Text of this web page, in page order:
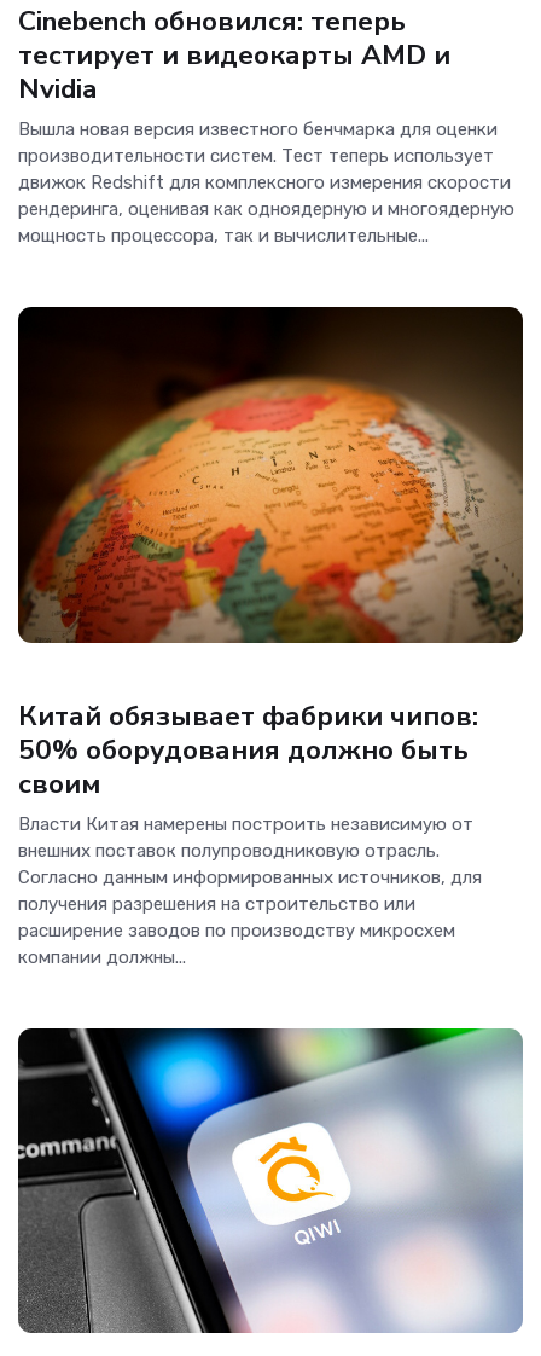
Cinebench обновился: теперь
тестирует и видеокарты AMD и
Nvidia
Вышла новая версия известного бенчмарка для оценки
производительности систем. Тест теперь использует
движок Redshift для комплексного измерения скорости
рендеринга, оценивая как одноядерную и многоядерную
мощность процессора, так и вычислительные...
Китай обязывает фабрики чипов:
50% оборудования должно быть
своим
Власти Китая намерены построить независимую от
внешних поставок полупроводниковую отрасль.
Согласно данным информированных источников, для
получения разрешения на строительство или
расширение заводов по производству микросхем
компании должны...